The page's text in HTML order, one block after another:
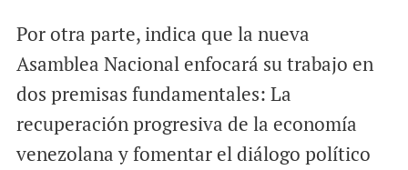
Por otra parte, indica que la nueva
Asamblea Nacional enfocará su trabajo en
dos premisas fundamentales: La
recuperación progresiva de la economía
venezolana y fomentar el diálogo político